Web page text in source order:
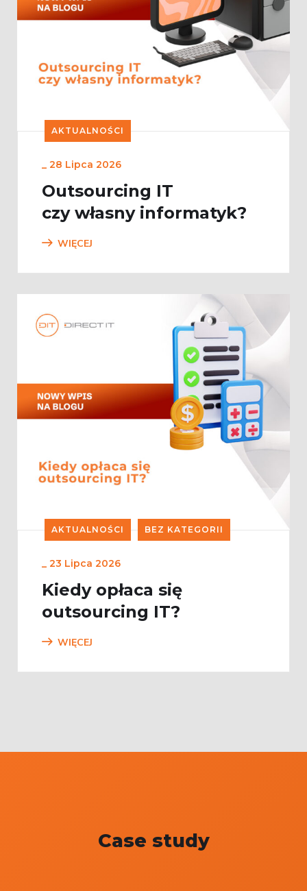
AKTUALNOŚCI
_ 28 Lipca 2026
Outsourcing IT
czy własny informatyk?
WIĘCEJ
AKTUALNOŚCI BEZ KATEGORII
_ 23 Lipca 2026
Kiedy opłaca się
outsourcing IT?
WIĘCEJ
Case study